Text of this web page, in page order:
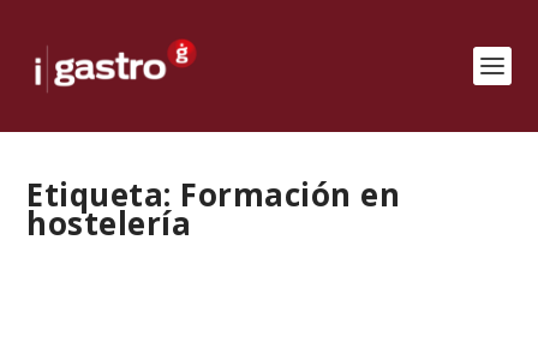
Etiqueta: Formación en
hostelería